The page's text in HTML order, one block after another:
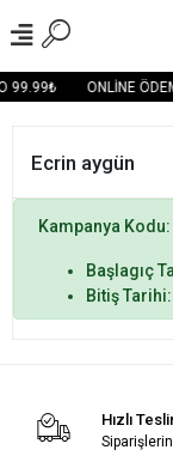
99.99₺ ONLİNE
Ecrin aygün
Kampanya Kodu:
Başlagıç
Bitiş
Hızlı